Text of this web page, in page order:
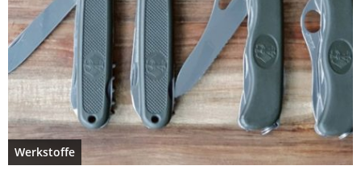
Werkstoffe